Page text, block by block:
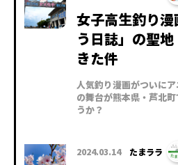
女子高生釣り
う日誌」の聖
きた件
人気釣り漫画がついに
の舞台が熊本県・芦北
うか？
2024.03.14 たまララ